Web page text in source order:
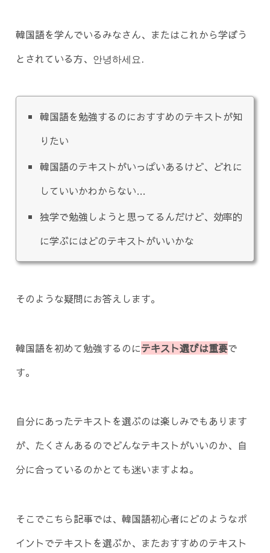
韓国語を学んでいるみなさん、またはこれから学ぼう
とされている方、안녕하세요.
韓国語を勉強するのにおすすめのテキストが知
りたい
韓国語のテキストがいっぱいあるけど、どれに
していいかわからない…
独学で勉強しようと思ってるんだけど、効率的
に学ぶにはどのテキストがいいかな
そのような疑問にお答えします。
韓国語を初めて勉強するのにテキスト選びは重要で
す。
自分にあったテキストを選ぶのは楽しみでもあります
が、たくさんあるのでどんなテキストがいいのか、自
分に合っているのかとても迷いますよね。
そこでこちら記事では、韓国語初心者にどのようなポ
イントでテキストを選ぶか、またおすすめのテキスト